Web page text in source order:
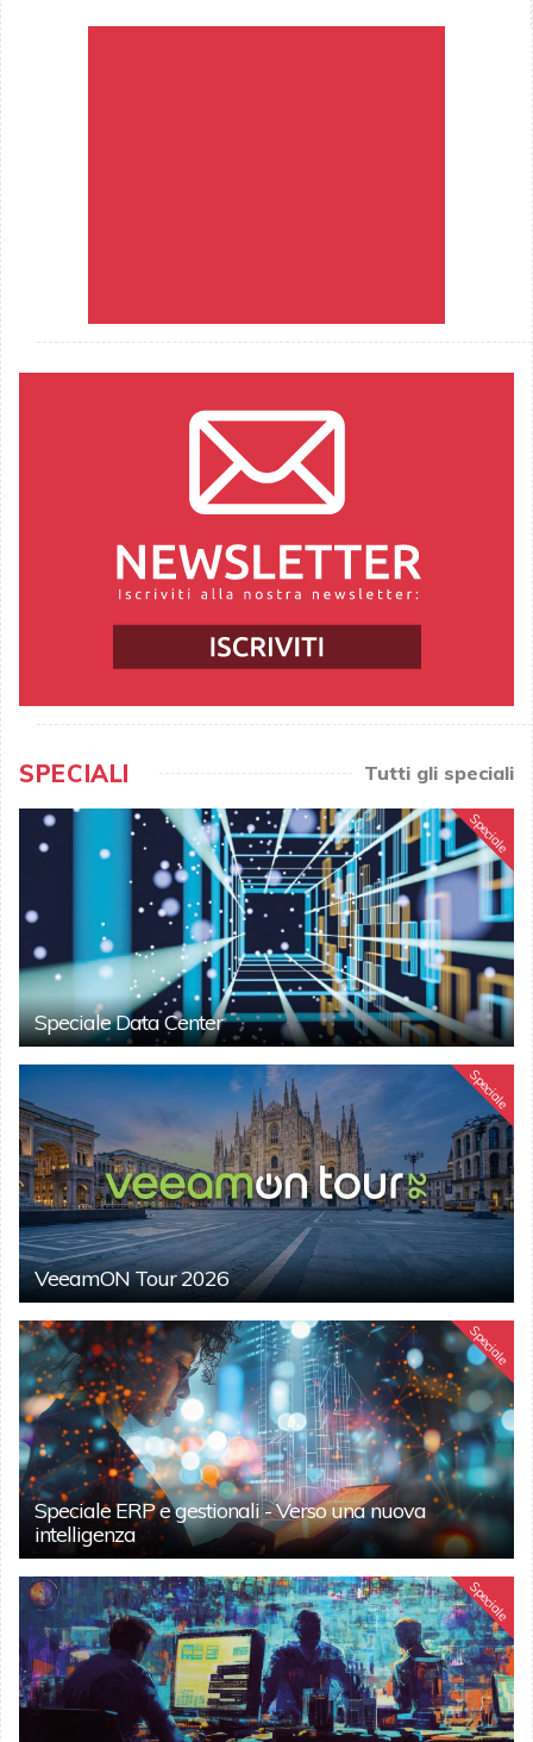
SPECIALI Tutti gli speciali
Speciale
Speciale Data Center
Speciale
VeeamON Tour 2026
Speciale
Speciale ERP e gestionali - Verso una nuova
intelligenza
Speciale